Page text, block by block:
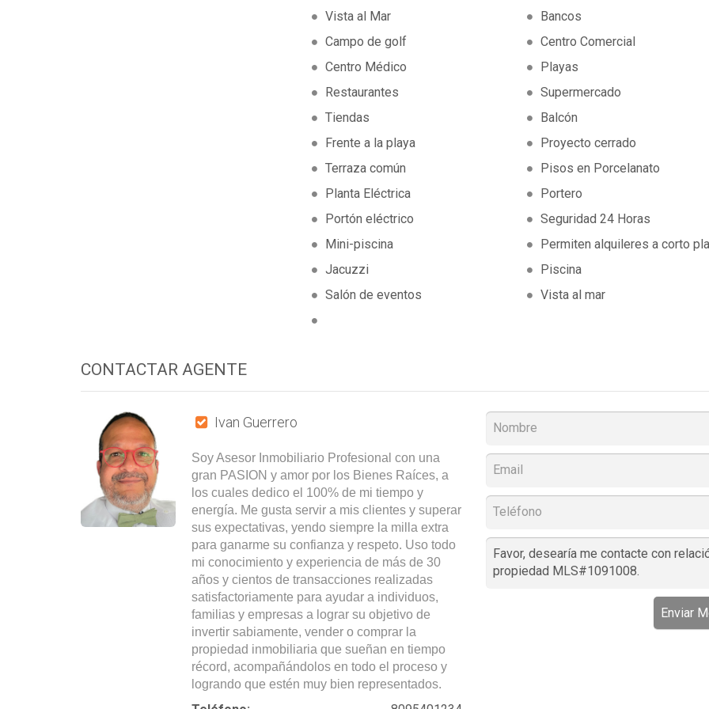
Vista al Mar
Bancos
Campo de golf
Centro Comercial
Centro Médico
Playas
Restaurantes
Supermercado
Tiendas
Balcón
Frente a la playa
Proyecto cerrado
Terraza común
Pisos en Porcelanato
Planta Eléctrica
Portero
Portón eléctrico
Seguridad 24 Horas
Mini-piscina
Permiten alquileres a corto
Jacuzzi
Piscina
Salón de eventos
Vista al mar
CONTACTAR AGENTE
Ivan Guerrero
Soy Asesor Inmobiliario Profesional con una
gran PASION y amor por los Bienes Raíces, a
los cuales dedico el 100% de mi tiempo y
energía. Me gusta servir a mis clientes y superar
sus expectativas, yendo siempre la milla extra
para ganarme su confianza y respeto. Uso todo
mi conocimiento y experiencia de más de 30
años y cientos de transacciones realizadas
satisfactoriamente para ayudar a individuos,
familias y empresas a lograr su objetivo de
invertir sabiamente, vender o comprar la
propiedad inmobiliaria que sueñan en tiempo
récord, acompañándolos en todo el proceso y
logrando que estén muy bien representados.
Enviar